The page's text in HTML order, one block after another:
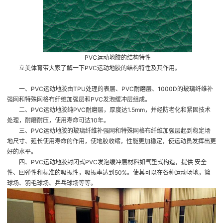
PVC运动地胶的结构特性
立美体育带大家了解一下PVC运动地胶的结构特性及其作用。
一、PVC运动地胶由TPU处理的表层、PVC耐磨层、1000D的玻璃纤维补
强网和特殊网格布纤维加强层和PVC发泡缓冲层组成。
二、PVC运动地胶纯PVC耐磨层，厚度达1.5mm，并经防老化和紧固技术
处理，耐磨耐压，使用寿命可达10年。
三、PVC运动地胶的玻璃纤维补强网和特殊网格布纤维加强层起到稳定场
地尺寸、延长使用寿命的作用，使地胶收缩，性能更加稳定，使运动员发挥出更
好的水平。
四、PVC运动地胶封闭式PVC发泡缓冲层材料如气垫式构造，提供 安全
性、回弹性和标准的吸振性，吸振率达到50%。使其可以在各种运动场地，篮
球场、羽毛球场、乒乓球场等等。